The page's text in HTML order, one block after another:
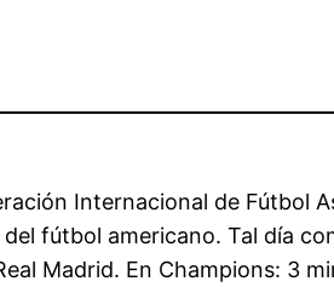
Internacional de Fútbol
fútbol americano. Tal día
Madrid. En Champions: 3